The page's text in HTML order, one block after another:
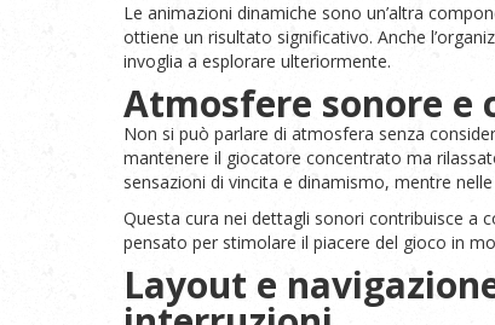
Le animazioni dinamiche sono un’altra
ottiene un risultato significativo. Anche
invoglia a esplorare ulteriormente.
Atmosfere sonore
Non si può parlare di atmosfera senza
mantenere il giocatore concentrato ma
sensazioni di vincita e dinamismo, mentre
Questa cura nei dettagli sonori contribuisce a
pensato per stimolare il piacere del gioco in
Layout e